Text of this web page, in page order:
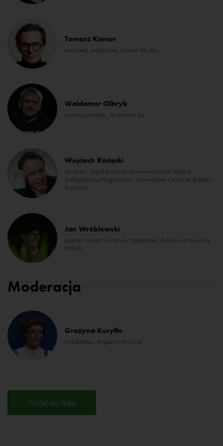
Tomasz Konior
architekt, właściciel, Konior Studio
Waldemar Olbryk
prezes zarządu, Archicom SA
Wojciech Racięcki
dyrektor, Dział Rozwoju Innowacyjnych Metod
Zarządzania Programami, Narodowe Centrum Badań i
Rozwoju
Jan Wróblewski
pionier condo w Polsce, założyciel, Zdrojowa Invest &
Hotels
Moderacja
Grażyna Kuryłło
redaktorka, PropertyNews.pl
Wróć do listy